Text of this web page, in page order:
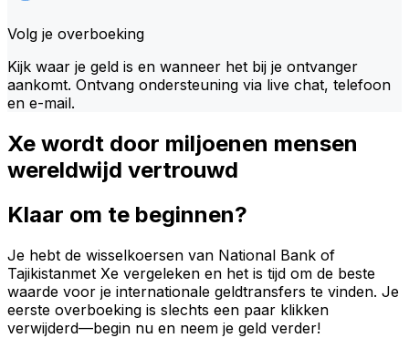
Volg je overboeking
Kijk waar je geld is en wanneer het bij je ontvanger
aankomt. Ontvang ondersteuning via live chat, telefoon
en e-mail.
Xe wordt door miljoenen mensen
wereldwijd vertrouwd
Klaar om te beginnen?
Je hebt de wisselkoersen van National Bank of
Tajikistanmet Xe vergeleken en het is tijd om de beste
waarde voor je internationale geldtransfers te vinden. Je
eerste overboeking is slechts een paar klikken
verwijderd—begin nu en neem je geld verder!